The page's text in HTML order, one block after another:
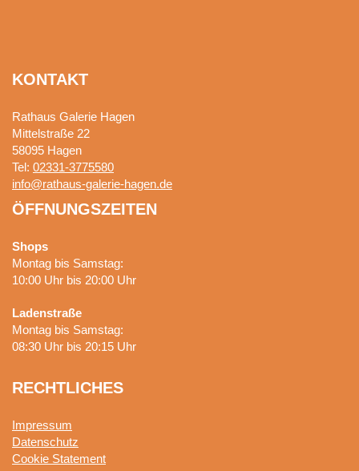
KONTAKT
Rathaus Galerie Hagen
Mittelstraße 22
58095 Hagen
Tel: 02331-3775580
info@rathaus-galerie-hagen.de
ÖFFNUNGSZEITEN
Shops
Montag bis Samstag:
10:00 Uhr bis 20:00 Uhr
Ladenstraße
Montag bis Samstag:
08:30 Uhr bis 20:15 Uhr
RECHTLICHES
Impressum
Datenschutz
Cookie Statement